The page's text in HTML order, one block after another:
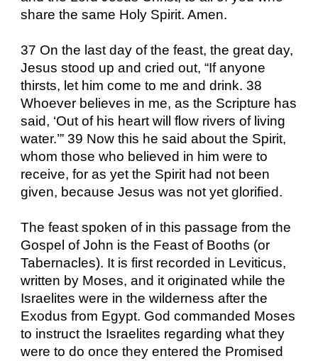
share the same Holy Spirit. Amen.
37 On the last day of the feast, the great day,
Jesus stood up and cried out, “If anyone
thirsts, let him come to me and drink. 38
Whoever believes in me, as the Scripture has
said, ‘Out of his heart will flow rivers of living
water.’” 39 Now this he said about the Spirit,
whom those who believed in him were to
receive, for as yet the Spirit had not been
given, because Jesus was not yet glorified.
The feast spoken of in this passage from the
Gospel of John is the Feast of Booths (or
Tabernacles). It is first recorded in Leviticus,
written by Moses, and it originated while the
Israelites were in the wilderness after the
Exodus from Egypt. God commanded Moses
to instruct the Israelites regarding what they
were to do once they entered the Promised